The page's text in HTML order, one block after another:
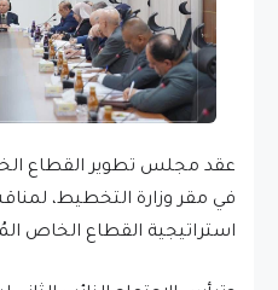
عقد مجلس تطوير القطاع
في مقر وزارة التخطيط،
استراتيجية القطاع الخاص